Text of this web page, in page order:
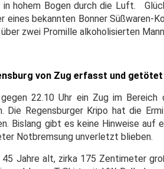
in hohem Bogen durch die Luft.
eines bekannten Bonner Süßwaren-
zwei Promille alkoholisierten
von Zug erfasst und getötet
22.10 Uhr ein Zug im Bereich
Regensburger Kripo hat die
Bislang gibt es keine Hinweise auf
Notbremsung unverletzt blieben.
Jahre alt, zirka 175 Zentimeter